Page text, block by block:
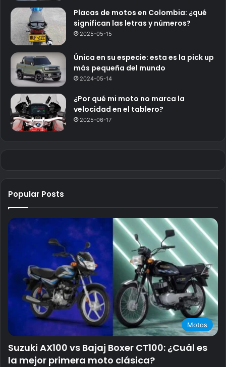
Placas de motos en Colombia: ¿qué
significan las letras y números?
2025-05-15
Única en su especie: esta es la pick up
más pequeña del mundo
2024-05-14
¿Por qué mi moto no marca la
velocidad en el tablero?
2025-06-17
Popular Posts
Motos
Suzuki AX100 vs Bajaj Boxer CT100: ¿Cuál es
la mejor primera moto clásica?